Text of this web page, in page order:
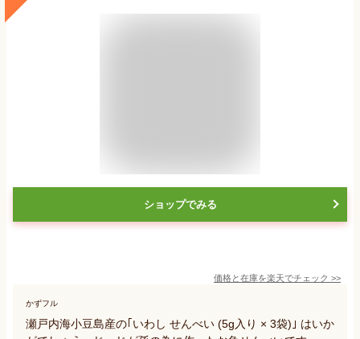
ショップでみる
価格と在庫を楽天でチェック >>
かずフル
瀬戸内海小豆島産の｢いわし せんべい (5g入り × 3袋)｣ はいか